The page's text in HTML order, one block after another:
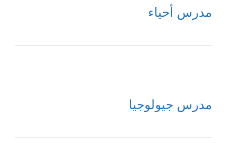
مدرس أحياء
مدرس جيولوجيا